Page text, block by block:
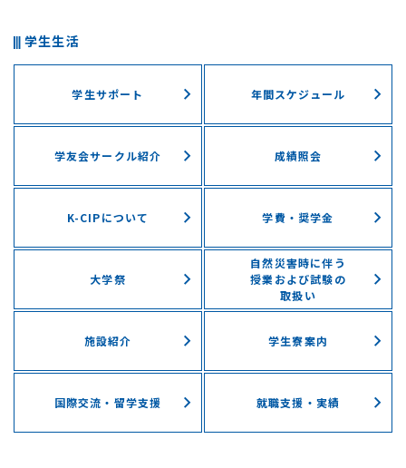
学生生活
学生サポート 年間スケジュール
学友会サークル紹介 成績照会
K-CIPについて 学費・奨学⾦
⼤学祭
自然災害時に伴う
授業および試験の
取扱い
施設紹介 学⽣寮案内
国際交流・留学⽀援 就職支援・実績